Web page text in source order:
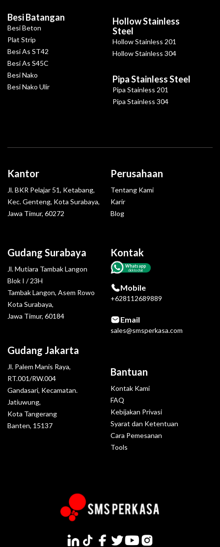
Besi Batangan
Besi Beton
Plat Strip
Besi As ST42
Besi As S45C
Besi Nako
Besi Nako Ulir
Hollow Stainless
Steel
Hollow Stainless 201
Hollow Stainless 304
Pipa Stainless Steel
Pipa Stainless 201
Pipa Stainless 304
Gudang Surabaya
Jl. Mutiara Tambak Langon
Blok I / 23H
Tambak Langon, Asem Rowo
Kota Surabaya,
Jawa Timur, 60184
Gudang Jakarta
Jl. Palem Manis Raya,
RT.001/RW.004
Gandasari, Kecamatan.
Jatiuwung,
Kota Tangerang
Banten, 15137
Kantor
Jl. BKR Pelajar 51, Ketabang,
Kec. Genteng, Kota Surabaya,
Jawa Timur, 60272
Kontak
Whatsapp
click to chat
Mobile
+628112689889
Email
sales@smsperkasa.com
Perusahaan
Tentang Kami
Karir
Blog
Bantuan
Kontak Kami
FAQ
Kebijakan Privasi
Syarat dan Ketentuan
Cara Pemesanan
Tools